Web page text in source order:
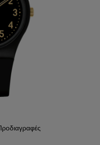
Προδιαγραφές